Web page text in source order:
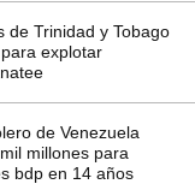
de Trinidad y Tobago
explotar
de Venezuela
millones para
bdp en 14 años